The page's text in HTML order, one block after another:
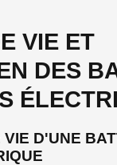
VIE ET
DES
D'UNE